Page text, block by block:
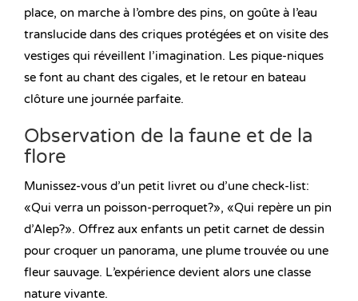
place, on marche à l’ombre des pins, on goûte à l’eau
translucide dans des criques protégées et on visite des
vestiges qui réveillent l’imagination. Les pique-niques
se font au chant des cigales, et le retour en bateau
clôture une journée parfaite.
Observation de la faune et de la
flore
Munissez-vous d’un petit livret ou d’une check-list:
«Qui verra un poisson-perroquet?», «Qui repère un pin
d’Alep?». Offrez aux enfants un petit carnet de dessin
pour croquer un panorama, une plume trouvée ou une
fleur sauvage. L’expérience devient alors une classe
nature vivante.